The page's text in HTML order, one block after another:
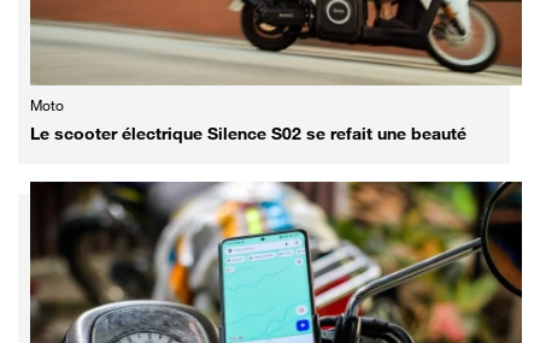
Moto
Le scooter électrique Silence S02 se refait une beauté